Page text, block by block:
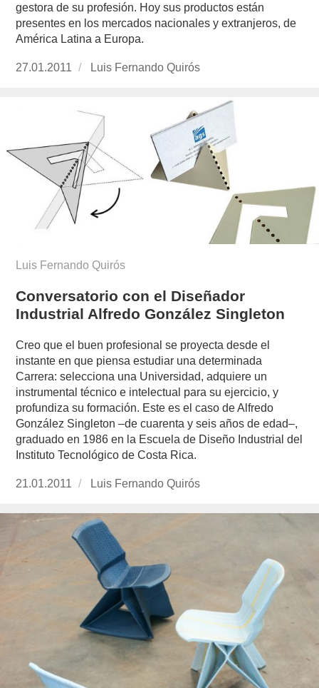
gestora de su profesión. Hoy sus productos están
presentes en los mercados nacionales y extranjeros, de
América Latina a Europa.
Publicado
27.01.2011
https://www.experimenta.es/author/luis-
Luis Fernando Quirós
Luis Fernando Quirós
Conversatorio con el Diseñador
Industrial Alfredo González Singleton
Creo que el buen profesional se proyecta desde el
instante en que piensa estudiar una determinada
Carrera: selecciona una Universidad, adquiere un
instrumental técnico e intelectual para su ejercicio, y
profundiza su formación. Este es el caso de Alfredo
González Singleton –de cuarenta y seis años de edad–,
graduado en 1986 en la Escuela de Diseño Industrial del
Instituto Tecnológico de Costa Rica.
Publicado
21.01.2011
https://www.experimenta.es/author/luis-
quiros/
Luis Fernando Quirós